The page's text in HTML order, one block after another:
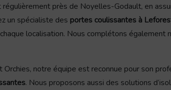
près de Noyelles-Godault, en
un spécialiste des portes coulissantes à
localisation. Nous complétons également
notre équipe est reconnue pour son
. Nous proposons aussi des solutions